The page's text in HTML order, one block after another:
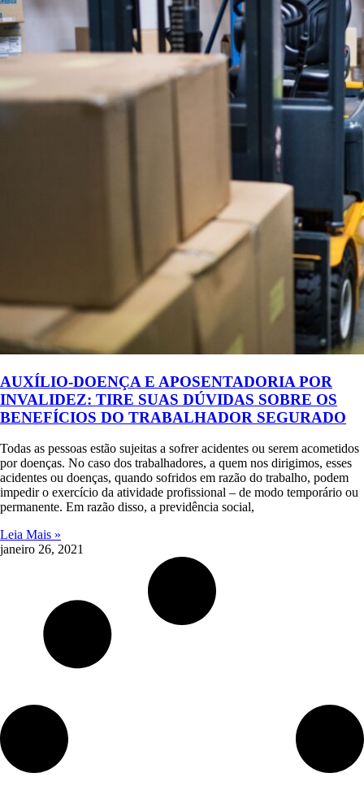
AUXÍLIO-DOENÇA E APOSENTADORIA POR
INVALIDEZ: TIRE SUAS DÚVIDAS SOBRE OS
BENEFÍCIOS DO TRABALHADOR SEGURADO
Todas as pessoas estão sujeitas a sofrer acidentes ou serem acometidos
por doenças. No caso dos trabalhadores, a quem nos dirigimos, esses
acidentes ou doenças, quando sofridos em razão do trabalho, podem
impedir o exercício da atividade profissional – de modo temporário ou
permanente. Em razão disso, a previdência social,
Leia Mais »
janeiro 26, 2021